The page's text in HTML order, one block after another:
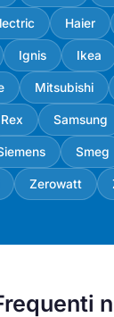
Haier
Ignis Ikea
Mitsubishi
Rex Samsung
Smeg
Zerowatt